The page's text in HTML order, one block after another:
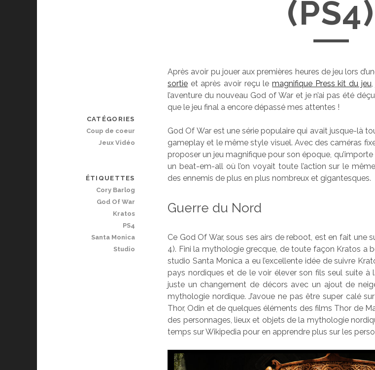
(PS4)
Après avoir pu jouer aux premières heures de jeu lors
sortie et après avoir reçu lemagnifique Press kit du jeu
l’aventure du nouveau God of War et je n’ai pas été
que le jeu final a encore dépassé mes attentes !
God Of War est une série populaire qui avait jusque-là
gameplay et le même style visuel. Avec des caméras
proposer un jeu magnifique pour son époque, qu’importe
un beat-em-all où l’on voyait toute l’action sur le
des ennemis de plus en plus nombreux et gigantesques.
Guerre du Nord
Ce God Of War, sous ses airs de reboot, est en fait une
4). Fini la mythologie grecque, de toute façon Kratos a
studio Santa Monica a eu l’excellente idée de suivre
pays nordiques et de le voir élever son fils seul suite à
juste un changement de décors avec un ajout de
mythologie nordique. J’avoue ne pas être super calé
Thor, Odin et de quelques éléments des films Thor de
des personnages, lieux et objets de la mythologie
temps sur Wikipedia pour en apprendre plus sur les
CATÉGORIES
Coup de coeur
Jeux Vidéo
ÉTIQUETTES
Cory Barlog
God Of War
Kratos
PS4
Santa Monica
Studio